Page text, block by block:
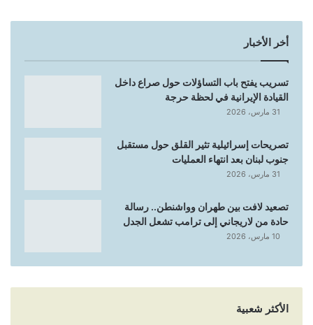
أخر الأخبار
تسريب يفتح باب التساؤلات حول صراع داخل
القيادة الإيرانية في لحظة حرجة
31 مارس، 2026
تصريحات إسرائيلية تثير القلق حول مستقبل
جنوب لبنان بعد انتهاء العمليات
31 مارس، 2026
تصعيد لافت بين طهران وواشنطن.. رسالة
حادة من لاريجاني إلى ترامب تشعل الجدل
10 مارس، 2026
الأكثر شعبية